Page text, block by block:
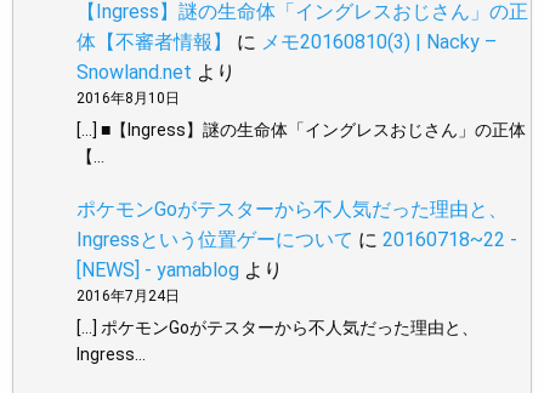
【Ingress】謎の生命体「イングレスおじさん」の正
体【不審者情報】
に メモ20160810(3) | Nacky –
Snowland.net より
2016年8月10日
[…] ■【Ingress】謎の生命体「イングレスおじさん」の正体
【…
ポケモンGoがテスターから不人気だった理由と、
Ingressという位置ゲーについて に 20160718~22 -
[NEWS] - yamablog より
2016年7月24日
[…] ポケモンGoがテスターから不人気だった理由と、
Ingress…